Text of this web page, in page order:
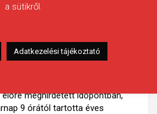
– a Rokka
meghirdetett időpontban,
9 órától tartotta éves
a sütikről.
Adatkezelési tájékoztató